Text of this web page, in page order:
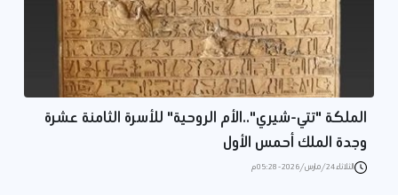
الملكة "تتي-شيري"..الأم الروحية" للأسرة الثامنة عشرة
وجدة الملك أحمس الأول
الثلاثاء 24/مارس/2026 - 05:28 م